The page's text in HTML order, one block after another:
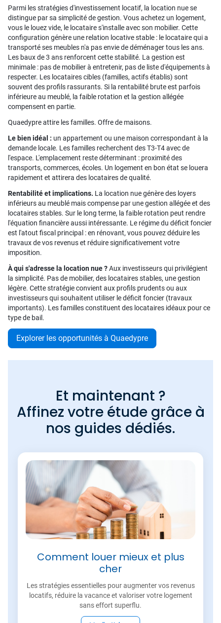
Parmi les stratégies d'investissement locatif, la location nue se
distingue par sa simplicité de gestion. Vous achetez un logement,
vous le louez vide, le locataire s'installe avec son mobilier. Cette
configuration génère une relation locative stable : le locataire qui a
transporté ses meubles n'a pas envie de déménager tous les ans.
Les baux de 3 ans renforcent cette stabilité. La gestion est
minimale : pas de mobilier à entretenir, pas de liste d'équipements à
respecter. Les locataires cibles (familles, actifs établis) sont
souvent des profils rassurants. Si la rentabilité brute est parfois
inférieure au meublé, la faible rotation et la gestion allégée
compensent en partie.
Quaedypre attire les familles. Offre de maisons.
Le bien idéal : un appartement ou une maison correspondant à la
demande locale. Les familles recherchent des T3-T4 avec de
l'espace. L'emplacement reste déterminant : proximité des
transports, commerces, écoles. Un logement en bon état se louera
rapidement et attirera des locataires de qualité.
Rentabilité et implications. La location nue génère des loyers
inférieurs au meublé mais compense par une gestion allégée et des
locataires stables. Sur le long terme, la faible rotation peut rendre
l'équation financière aussi intéressante. Le régime du déficit foncier
est l'atout fiscal principal : en rénovant, vous pouvez déduire les
travaux de vos revenus et réduire significativement votre
imposition.
À qui s'adresse la location nue ?Aux investisseurs qui privilégient
la simplicité. Pas de mobilier, des locataires stables, une gestion
légère. Cette stratégie convient aux profils prudents ou aux
investisseurs qui souhaitent utiliser le déficit foncier (travaux
importants). Les familles constituent des locataires idéaux pour ce
type de bail.
Explorer les opportunités à Quaedypre
Et maintenant ?
Affinez votre étude grâce à
nos guides dédiés.
Comment louer mieux et plus
cher
Les stratégies essentielles pour augmenter vos revenus
locatifs, réduire la vacance et valoriser votre logement
sans effort superflu.